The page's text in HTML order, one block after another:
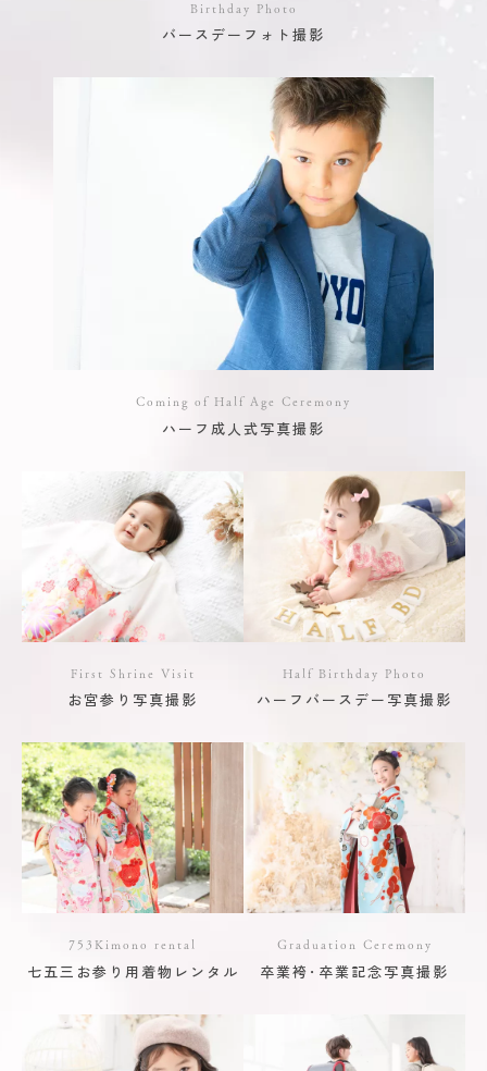
Birthday Photo
バースデーフォト撮影
Coming of Half Age Ceremony
ハーフ成人式写真撮影
First Shrine Visit
お宮参り写真撮影
Half Birthday Photo
ハーフバースデー写真撮影
753Kimono rental
七五三お参り用着物レンタル
Graduation Ceremony
卒業袴･卒業記念写真撮影